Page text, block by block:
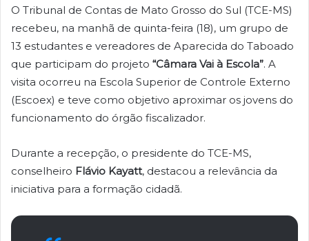
O Tribunal de Contas de Mato Grosso do Sul (TCE-MS)
recebeu, na manhã de quinta-feira (18), um grupo de
13 estudantes e vereadores de Aparecida do Taboado
que participam do projeto “Câmara Vai à Escola”. A
visita ocorreu na Escola Superior de Controle Externo
(Escoex) e teve como objetivo aproximar os jovens do
funcionamento do órgão fiscalizador.
Durante a recepção, o presidente do TCE-MS,
conselheiro Flávio Kayatt, destacou a relevância da
iniciativa para a formação cidadã.